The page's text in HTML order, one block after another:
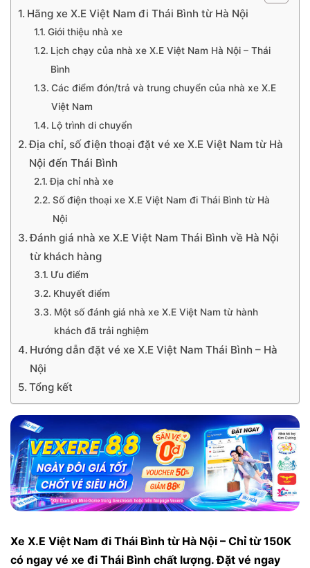
Hãng xe X.E Việt Nam đi Thái Bình từ Hà Nội
Giới thiệu nhà xe
Lịch chạy của nhà xe X.E Việt Nam Hà Nội – Thái
Bình
Các điểm đón/trả và trung chuyển của nhà xe X.E
Việt Nam
Lộ trình di chuyển
Địa chỉ, số điện thoại đặt vé xe X.E Việt Nam từ Hà
Nội đến Thái Bình
Địa chỉ nhà xe
Số điện thoại xe X.E Việt Nam đi Thái Bình từ Hà
Nội
Đánh giá nhà xe X.E Việt Nam Thái Bình về Hà Nội
từ khách hàng
Ưu điểm
Khuyết điểm
Một số đánh giá nhà xe X.E Việt Nam từ hành
khách đã trải nghiệm
Hướng dẫn đặt vé xe X.E Việt Nam Thái Bình – Hà
Nội
Tổng kết
Xe X.E Việt Nam đi Thái Bình từ Hà Nội – Chỉ từ 150K
có ngay vé xe đi Thái Bình chất lượng. Đặt vé ngay